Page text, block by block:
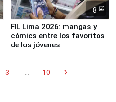
8
FIL Lima 2026: mangas y
cómics entre los favoritos
de los jóvenes
3 10 chevron_right